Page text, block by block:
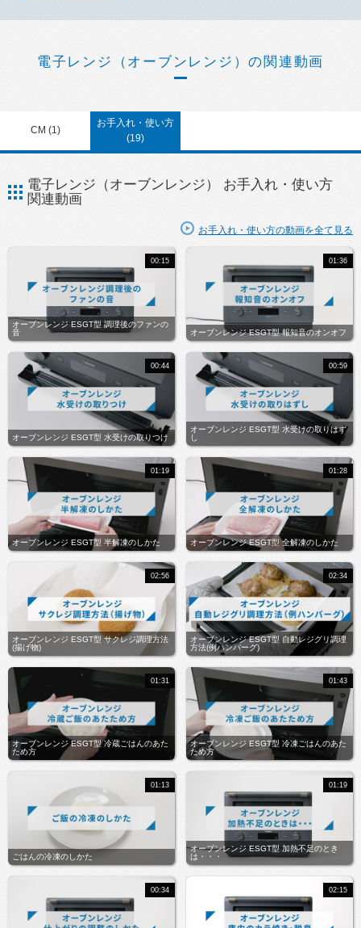
電子レンジ（オーブンレンジ）の関連動画
CM (1)
お手入れ・使い方
(19)
電子レンジ（オーブンレンジ） お手入れ・使い方
関連動画
お手入れ・使い方の動画を全て見る
オーブンレンジ ESGT型 調理後のファンの
音
00:15
オーブンレンジ ESGT型 報知音のオンオフ
01:36
オーブンレンジ ESGT型 水受けの取りつけ
00:44
オーブンレンジ ESGT型 水受けの取りはず
し
00:59
オーブンレンジ ESGT型 半解凍のしかた
01:19
オーブンレンジ ESGT型 全解凍のしかた
01:28
オーブンレンジ ESGT型 サクレジ調理方法
(揚げ物)
02:56
オーブンレンジ ESGT型 自動レジグリ調理
方法(例ハンバーグ)
02:34
オーブンレンジ ESGT型 冷蔵ごはんのあた
ため方
01:31
オーブンレンジ ESGT型 冷凍ごはんのあた
ため方
01:43
ごはんの冷凍のしかた
01:13
オーブンレンジ ESGT型 加熱不足のとき
は・・・
01:19
00:34 02:15